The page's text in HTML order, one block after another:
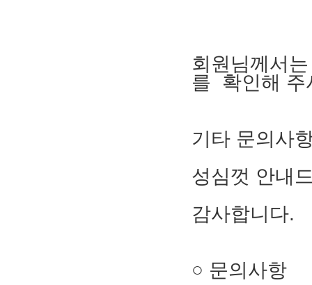
회원님께서
를 확인해 주
기타 문의사
성심껏 안내
감사합니다.
○ 문의사항